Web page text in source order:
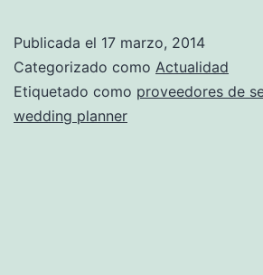
wedding
planner?
Publicada el 17 marzo, 2014
Categorizado como Actualidad
Etiquetado como proveedores de
wedding planner